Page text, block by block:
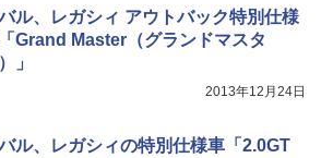
ル、レガシィ アウトバック特別仕様
Grand Master（グランドマスタ
」
2013年12月24日
ル、レガシィの特別仕様車「2.0GT